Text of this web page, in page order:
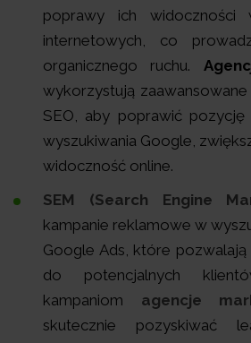
poprawy ich widoczności
internetowych, co
organicznego ruchu.
wykorzystują
SEO, aby poprawić
wyszukiwania Google,
widoczność online.
SEM (Search Engine
kampanie reklamowe w
Google Ads, które
do potencjalnych
kampaniom agencje
skutecznie pozyskiwać